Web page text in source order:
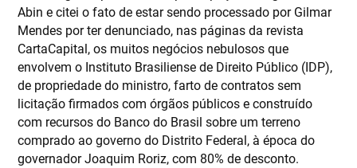
Abin e citei o fato de estar sendo processado por Gilmar
Mendes por ter denunciado, nas páginas da revista
CartaCapital, os muitos negócios nebulosos que
envolvem o Instituto Brasiliense de Direito Público (IDP),
de propriedade do ministro, farto de contratos sem
licitação firmados com órgãos públicos e construído
com recursos do Banco do Brasil sobre um terreno
comprado ao governo do Distrito Federal, à época do
governador Joaquim Roriz, com 80% de desconto.